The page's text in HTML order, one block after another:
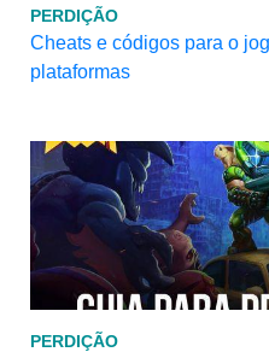
PERDIÇÃO
Cheats e códigos para o
plataformas
PERDIÇÃO